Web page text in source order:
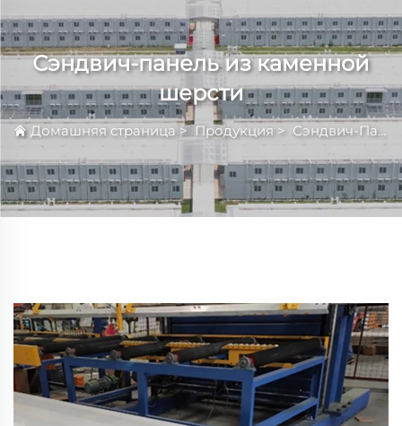
Сэндвич-панель из каменной
шерсти
Домашняя страница>Продукция> Сэндвич-Панель